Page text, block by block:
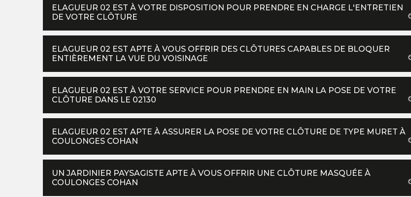
ELAGUEUR 02 EST À VOTRE DISPOSITION POUR PRENDRE EN CHARGE L'ENTRETIEN
DE VOTRE CLÔTURE
ELAGUEUR 02 EST APTE À VOUS OFFRIR DES CLÔTURES CAPABLES DE BLOQUER
ENTIÈREMENT LA VUE DU VOISINAGE
ELAGUEUR 02 EST À VOTRE SERVICE POUR PRENDRE EN MAIN LA POSE DE VOTRE
CLÔTURE DANS LE 02130
ELAGUEUR 02 EST APTE À ASSURER LA POSE DE VOTRE CLÔTURE DE TYPE MURET À
COULONGES COHAN
UN JARDINIER PAYSAGISTE APTE À VOUS OFFRIR UNE CLÔTURE MASQUÉE À
COULONGES COHAN